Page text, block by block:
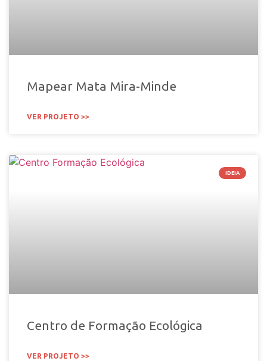
Mapear Mata Mira-Minde
VER PROJETO >>
IDEIA
Centro de Formação Ecológica
VER PROJETO >>